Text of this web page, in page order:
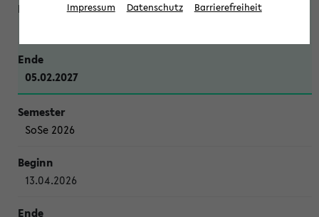
05.02.2027
SoSe 2026
13.04.2026
Impressum Datenschutz Barrierefreiheit